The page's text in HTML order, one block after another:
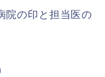
院の印と担当医の